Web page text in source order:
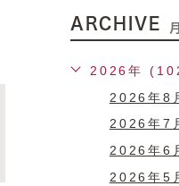
ARCHIVE
2026年
2026年8
2026年7
2026年6
2026年5